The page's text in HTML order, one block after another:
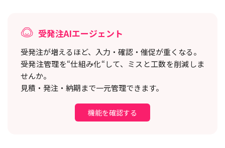
受発注AIエージェント
受発注が増えるほど、入力・確認・催促が重くなる。
受発注管理を“仕組み化“して、ミスと工数を削減しま
せんか。
見積・発注・納期まで一元管理できます。
機能を確認する